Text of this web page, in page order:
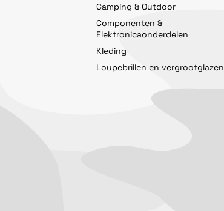
Camping & Outdoor
Componenten &
Elektronicaonderdelen
Kleding
Loupebrillen en vergrootglazen